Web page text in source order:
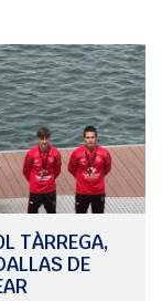
Esther Mercadal,
de Carmen Martí, a
una tortilla de
y su pastel de
TÀRREGA,
DE